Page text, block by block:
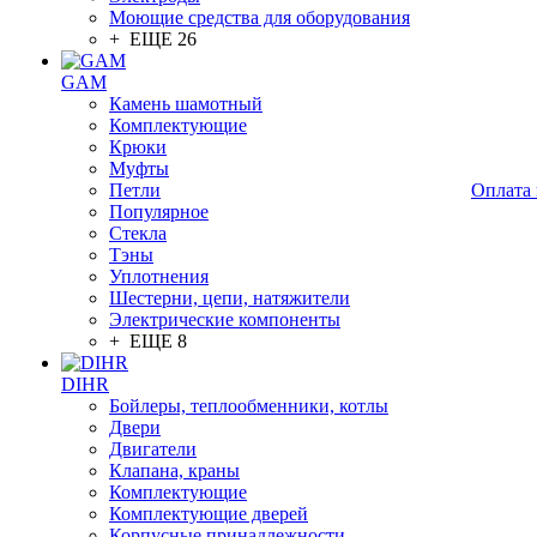
Моющие средства для оборудования
+ ЕЩЕ 26
GAM
Камень шамотный
Комплектующие
Крюки
Муфты
Петли
Популярное
Стекла
Тэны
Уплотнения
Шестерни, цепи, натяжители
Электрические компоненты
+ ЕЩЕ 8
DIHR
Бойлеры, теплообменники, котлы
Двери
Двигатели
Клапана, краны
Комплектующие
Комплектующие дверей
Оплата